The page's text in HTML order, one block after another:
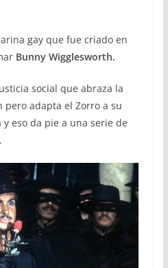
gay que fue criado en
Bunny Wigglesworth.
social que abraza la
adapta el Zorro a su
eso da pie a una serie de